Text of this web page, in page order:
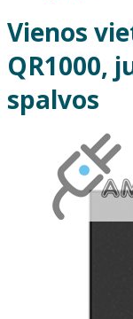
Vienos
QR1000,
spalvos